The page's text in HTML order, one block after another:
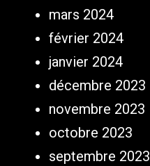
mars 2024
février 2024
janvier 2024
décembre 2023
novembre 2023
octobre 2023
septembre 2023